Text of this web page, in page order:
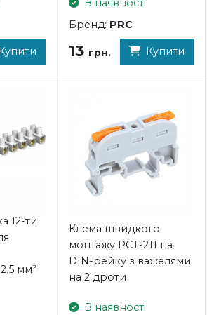
В наявності
Бренд: PRC
13 грн. Купити
12-ти
мм²
Клема швидкого
монтажу PCT-211 на
DIN-рейку з важелями
на 2 дроти
В наявності